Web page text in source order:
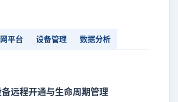
平台 设备管理 数据分析
远程开通与生命周期管理